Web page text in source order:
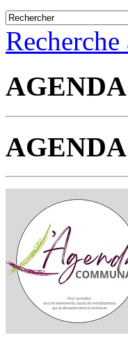
Recherche
AGENDA
AGENDA